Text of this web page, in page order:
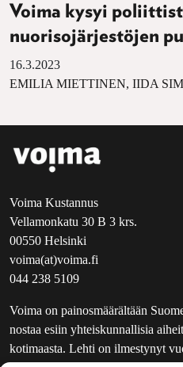
Voima kysyi
nuorisojärjestöjen
16.3.2023
EMILIA MIETTINEN, IIDA
Voima Kustannus
Vellamonkatu 30 B 3 krs.
00550 Helsinki
voima(at)voima.fi
044 238 5109
Voima on painosmäärältään
nostaa esiin yhteiskunnallisia
kotimaasta. Lehti on ilmestynyt